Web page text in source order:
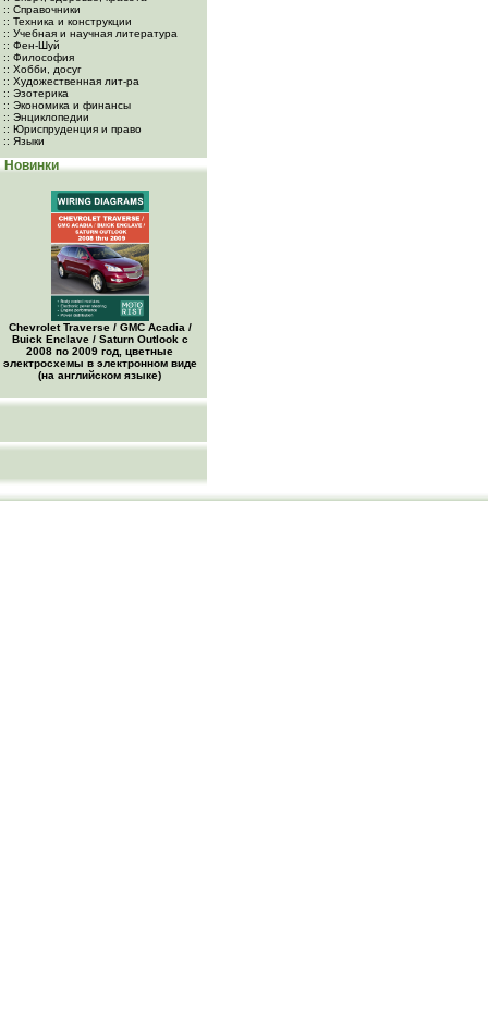
:: Справочники
:: Техника и конструкции
:: Учебная и научная литература
:: Фен-Шуй
:: Философия
:: Хобби, досуг
:: Художественная лит-ра
:: Эзотерика
:: Экономика и финансы
:: Энциклопедии
:: Юриспруденция и право
:: Языки
Новинки
Chevrolet Traverse / GMC Acadia /
Buick Enclave / Saturn Outlook с
2008 по 2009 год, цветные
электросхемы в электронном виде
(на английском языке)